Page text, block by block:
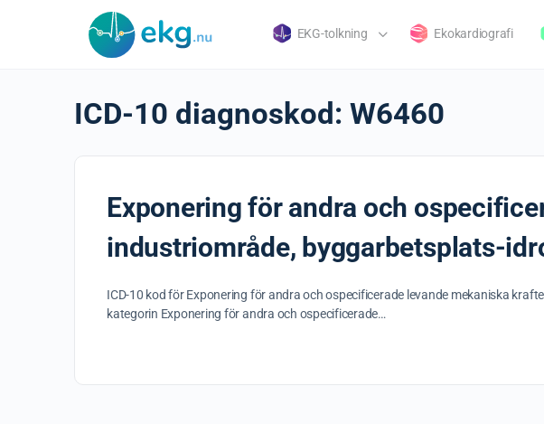
EKG-tolkning Ekokardiografi
ICD-10 diagnoskod: W6460
Exponering för andra och
industriområde, byggarbetsplats-
ICD-10 kod för Exponering för andra och ospecificerade levande mekaniska
kategorin Exponering för andra och ospecificerade…